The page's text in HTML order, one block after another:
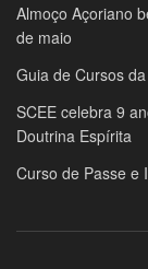
Almoço Açoriano
de maio
Guia de Cursos
SCEE celebra 9
Doutrina Espírita
Curso de Passe e